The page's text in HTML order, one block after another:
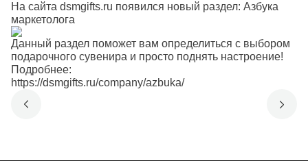
На сайта dsmgifts.ru появился новый раздел: Азбука
маркетолога
Данный раздел поможет вам определиться с выбором
подарочного сувенира и просто поднять настроение!
Подробнее:
https://dsmgifts.ru/company/azbuka/